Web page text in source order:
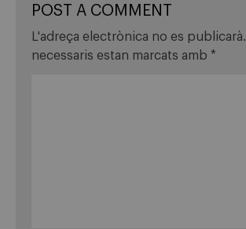
POST A COMMENT
L'adreça electrònica no es publicarà.
necessaris estan marcats amb *